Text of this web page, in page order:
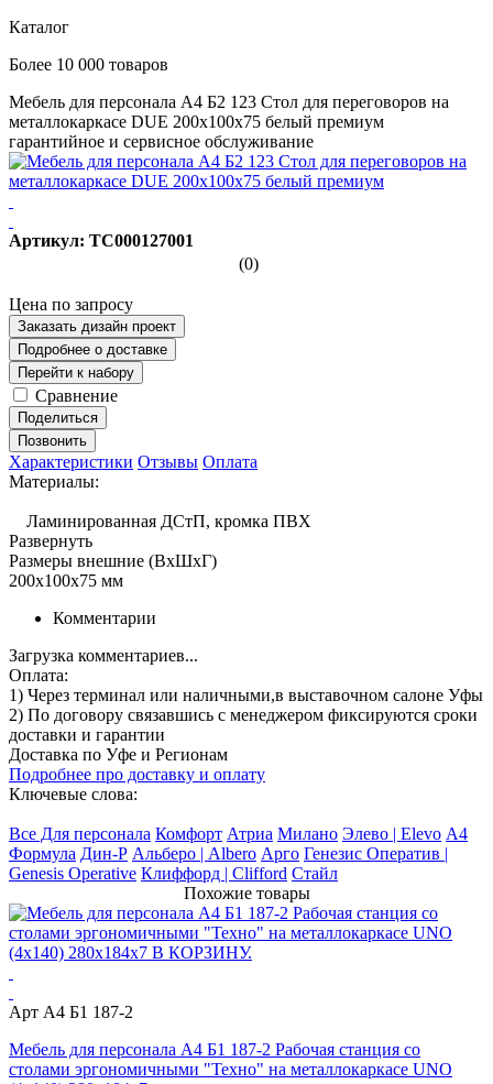
Каталог
Более 10 000 товаров
Мебель для персонала А4 Б2 123 Стол для переговоров на
металлокаркасе DUE 200x100x75 белый премиум
гарантийное и сервисное обслуживание
Артикул: ТС000127001
(0)
Цена по запросу
Заказать дизайн проект
Подробнее о доставке
Перейти к набору
Сравнение
Поделиться
Позвонить
Характеристики Отзывы Оплата
Материалы:
Ламинированная ДСтП, кромка ПВХ
Развернуть
Размеры внешние (ВхШхГ)
200x100x75 мм
Комментарии
Загрузка комментариев...
Оплата:
1) Через терминал или наличными,в выставочном салоне Уфы
2) По договору связавшись с менеджером фиксируются сроки
доставки и гарантии
Доставка по Уфе и Регионам
Подробнее про доставку и оплату
Ключевые слова:
Все Для персонала Комфорт Атриа Милано Элево | Elevo А4
Формула Дин-Р Альберо | Albero Арго Генезис Оператив |
Genesis Operative Клиффорд | Clifford Стайл
Похожие товары
Арт А4 Б1 187-2
Мебель для персонала А4 Б1 187-2 Рабочая станция со
столами эргономичными "Техно" на металлокаркасе UNO